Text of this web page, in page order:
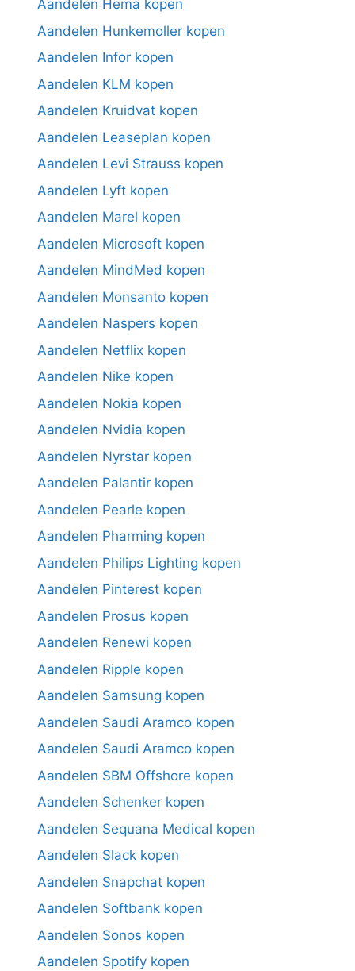
Aandelen Hema kopen
Aandelen Hunkemoller kopen
Aandelen Infor kopen
Aandelen KLM kopen
Aandelen Kruidvat kopen
Aandelen Leaseplan kopen
Aandelen Levi Strauss kopen
Aandelen Lyft kopen
Aandelen Marel kopen
Aandelen Microsoft kopen
Aandelen MindMed kopen
Aandelen Monsanto kopen
Aandelen Naspers kopen
Aandelen Netflix kopen
Aandelen Nike kopen
Aandelen Nokia kopen
Aandelen Nvidia kopen
Aandelen Nyrstar kopen
Aandelen Palantir kopen
Aandelen Pearle kopen
Aandelen Pharming kopen
Aandelen Philips Lighting kopen
Aandelen Pinterest kopen
Aandelen Prosus kopen
Aandelen Renewi kopen
Aandelen Ripple kopen
Aandelen Samsung kopen
Aandelen Saudi Aramco kopen
Aandelen Saudi Aramco kopen
Aandelen SBM Offshore kopen
Aandelen Schenker kopen
Aandelen Sequana Medical kopen
Aandelen Slack kopen
Aandelen Snapchat kopen
Aandelen Softbank kopen
Aandelen Sonos kopen
Aandelen Spotify kopen